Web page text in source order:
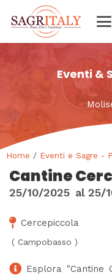
Eventi &
Home / Eventi e Sagre -
Cantine
25/10/2025 al 25/
Cercepiccola
( Campobasso )
Esplora "Cantine